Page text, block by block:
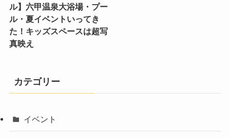
ル】六甲温泉大浴場・プー
ル・夏イベントいってき
た！キッズスペースは超写
真映え
カテゴリー
イベント